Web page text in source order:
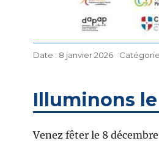
Publié
8 janvier 2026
Illuminons
Venez fêter le 8